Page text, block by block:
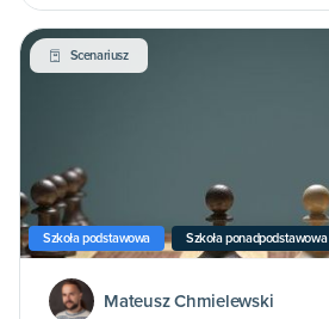
Scenariusz
Szkoła podstawowa Szkoła ponadpodstawowa
Mateusz Chmielewski